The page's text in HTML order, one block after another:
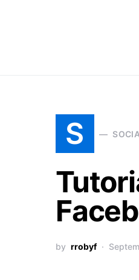
S
by rrobyf